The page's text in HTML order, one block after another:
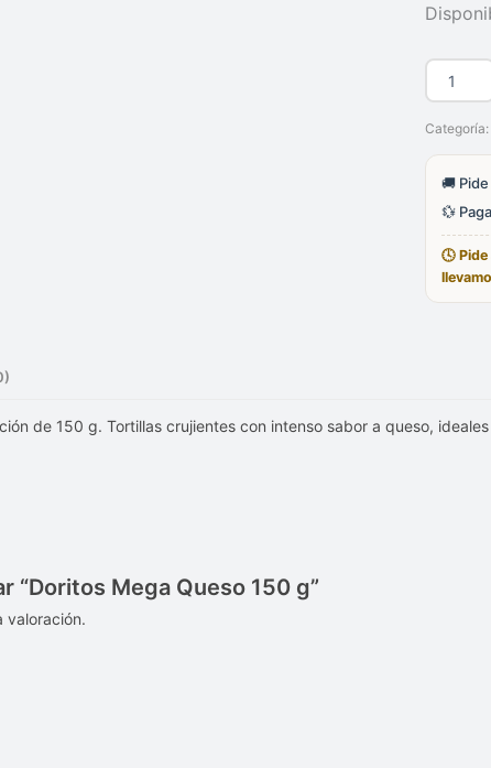
Doritos
Mega
150
g
cantidad
Categoría:
🚚
💱
🕓
de 150 g. Tortillas crujientes con intenso sabor a queso,
“Doritos Mega Queso 150 g”
valoración.